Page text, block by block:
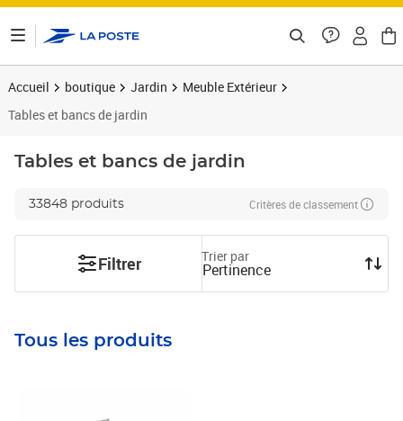
Accueil boutique Jardin
Meuble Extérieur
Tables et bancs de jardin
Tables et bancs de jardin
33848 produits Critères de classement
Filtrer Trier par
Pertinence
Tous les produits